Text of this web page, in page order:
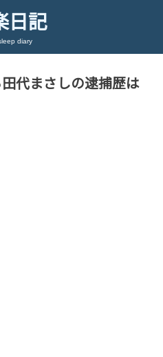
日記
diary
田代まさしの逮捕歴は